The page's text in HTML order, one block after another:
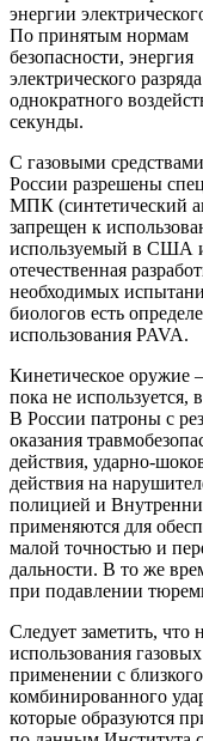
энергии
По принятым нормам
безопасности, энергия
электрического
однократного
секунды.
С газовыми
России разрешены
МПК (синтетический
запрещен к
используемый в США
отечественная
необходимых
биологов есть
использования PAVA.
Кинетическое
пока не используется,
В России патроны с
оказания
действия, ударно-
действия на
полицией и
применяются для
малой точностью и
дальности. В то же
при подавлении
Следует заметить,
использования
применении с
комбинированного
которые образуются